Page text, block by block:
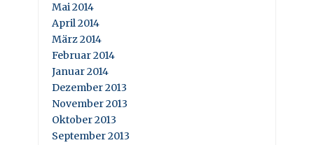
Mai 2014
April 2014
März 2014
Februar 2014
Januar 2014
Dezember 2013
November 2013
Oktober 2013
September 2013